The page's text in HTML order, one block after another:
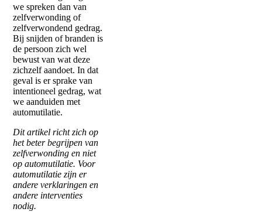
we spreken dan van
zelfverwonding of
zelfverwondend gedrag.
Bij snijden of branden is
de persoon zich wel
bewust van wat deze
zichzelf aandoet. In dat
geval is er sprake van
intentioneel gedrag, wat
we aanduiden met
automutilatie.
Dit artikel richt zich op
het beter begrijpen van
zelfverwonding en niet
op automutilatie. Voor
automutilatie zijn er
andere verklaringen en
andere interventies
nodig.